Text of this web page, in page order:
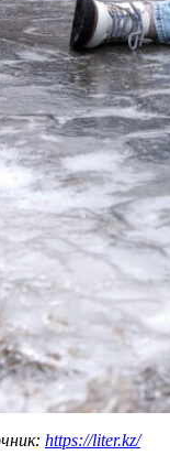
https://liter.kz/